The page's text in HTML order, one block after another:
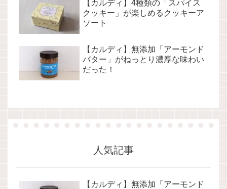
【カルディ】4種類の「スパイス
クッキー」が楽しめるクッキーア
ソート
【カルディ】無添加「アーモンド
バター」がねっとり濃厚な味わい
だった！
人気記事
【カルディ】無添加「アーモンド